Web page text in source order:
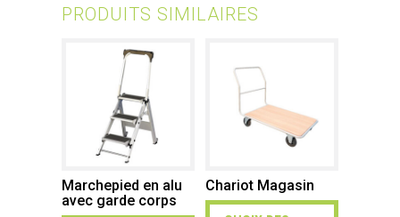
PRODUITS SIMILAIRES
Marchepied en alu
avec garde corps
Chariot Magasin